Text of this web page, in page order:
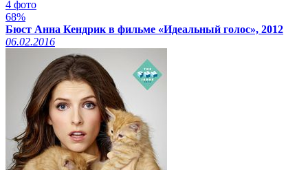
4 фото
68%
Бюст Анна Кендрик в фильме «Идеальный голос», 2012
06.02.2016